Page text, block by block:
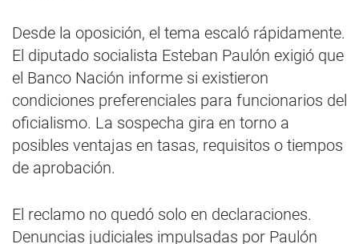
Desde la oposición, el tema escaló rápidamente.
El diputado socialista Esteban Paulón exigió que
el Banco Nación informe si existieron
condiciones preferenciales para funcionarios del
oficialismo. La sospecha gira en torno a
posibles ventajas en tasas, requisitos o tiempos
de aprobación.
El reclamo no quedó solo en declaraciones.
Denuncias judiciales impulsadas por Paulón